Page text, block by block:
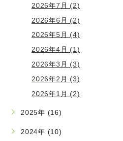
2026年7月 (2)
2026年6月 (2)
2026年5月 (4)
2026年4月 (1)
2026年3月 (3)
2026年2月 (3)
2026年1月 (2)
2025年 (16)
2024年 (10)